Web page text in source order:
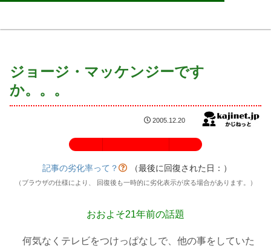
ジョージ・マッケンジーです
か。。。
2005.12.20
記事の劣化率って？ （最後に回復された日： ）
（ブラウザの仕様により、 回復後も一時的に劣化表示が戻る場合があります。）
おおよそ21年前の話題
何気なくテレビをつけっぱなしで、他の事をしていた